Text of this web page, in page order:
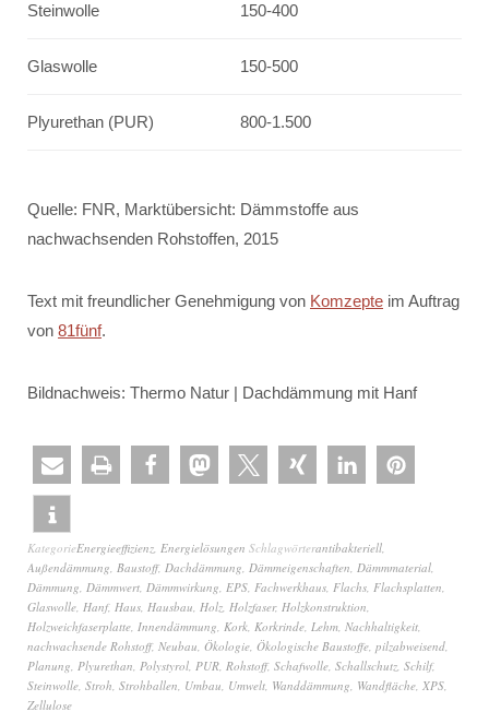
Steinwolle 150-400
Glaswolle 150-500
Plyurethan (PUR) 800-1.500
Quelle: FNR, Marktübersicht: Dämmstoffe aus
nachwachsenden Rohstoffen, 2015
Text mit freundlicher Genehmigung von Komzepte im Auftrag
von 81fünf.
Bildnachweis: Thermo Natur | Dachdämmung mit Hanf
KategorieEnergieeffizienz, Energielösungen Schlagwörterantibakteriell,
Außendämmung, Baustoff, Dachdämmung, Dämmeigenschaften, Dämmmaterial,
Dämmung, Dämmwert, Dämmwirkung, EPS, Fachwerkhaus, Flachs, Flachsplatten,
Glaswolle, Hanf, Haus, Hausbau, Holz, Holzfaser, Holzkonstruktion,
Holzweichfaserplatte, Innendämmung, Kork, Korkrinde, Lehm, Nachhaltigkeit,
nachwachsende Rohstoff, Neubau, Ökologie, Ökologische Baustoffe, pilzabweisend,
Planung, Plyurethan, Polystyrol, PUR, Rohstoff, Schafwolle, Schallschutz, Schilf,
Steinwolle, Stroh, Strohballen, Umbau, Umwelt, Wanddämmung, Wandfläche, XPS,
Zellulose